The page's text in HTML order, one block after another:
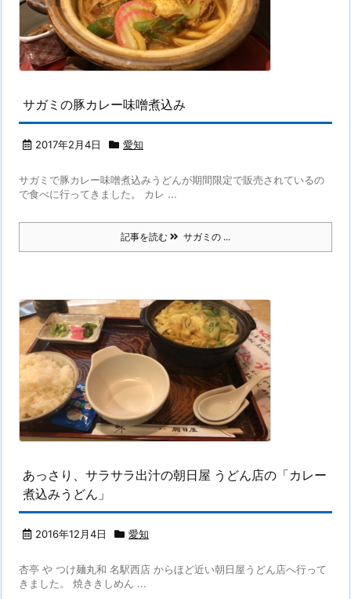
サガミの豚カレー味噌煮込み
2017年2月4日 愛知
サガミで豚カレー味噌煮込みうどんが期間限定で販売されているの
で食べに行ってきました。 カレ ...
記事を読む サガミの ...
あっさり、サラサラ出汁の朝日屋 うどん店の「カレー
煮込みうどん」
2016年12月4日 愛知
杏亭 や つけ麺丸和 名駅西店 からほど近い朝日屋うどん店へ行って
きました。 焼ききしめん ...